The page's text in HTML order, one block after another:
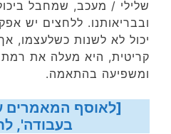
שלילי / מעכב, שמחבל
ובבריאותנו. ללחצים יש
יכול לא לשנות כשלעצמו,
קריטית, היא מעלה את
ומשפיעה בהתאמה.
[לאוסף המאמרים
בעבודה',